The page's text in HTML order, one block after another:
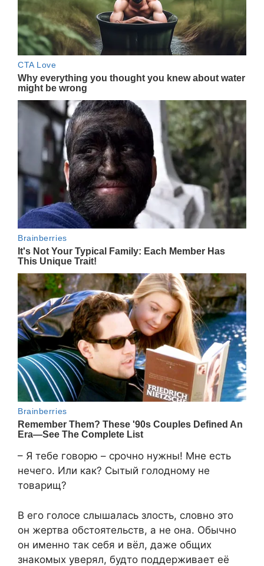
– Я тебе говорю – срочно нужны! Мне есть
нечего. Или как? Сытый голодному не
товарищ?
В его голосе слышалась злость, словно это
он жертва обстоятельств, а не она. Обычно
он именно так себя и вёл, даже общих
знакомых уверял, будто поддерживает её